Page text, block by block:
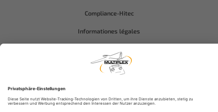
Compliance-Hitec
Informationes légales